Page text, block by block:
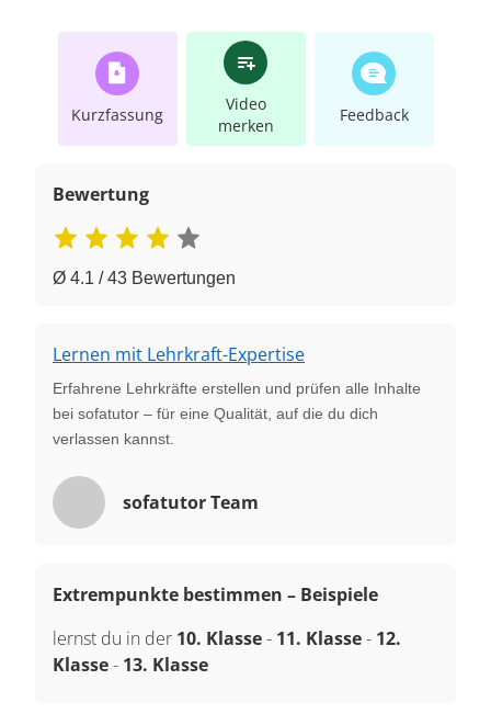
Kurzfassung
Video
merken
Feedback
Bewertung
Ø 4.1 / 43 Bewertungen
Lernen mit Lehrkraft-Expertise
Erfahrene Lehrkräfte erstellen und prüfen alle Inhalte
bei sofatutor – für eine Qualität, auf die du dich
verlassen kannst.
sofatutor Team
Extrempunkte bestimmen – Beispiele
lernst du in der 10. Klasse- 11. Klasse- 12.
Klasse- 13. Klasse